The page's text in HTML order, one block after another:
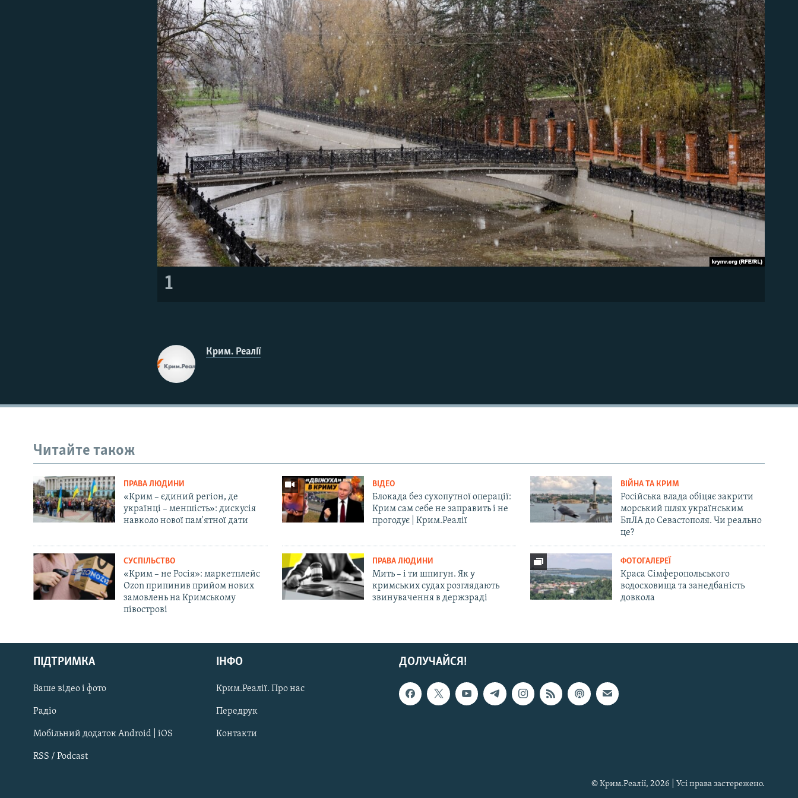
Русский
Qırımtatar
ДОЛУЧАЙСЯ!
1
Крим. Реалії
Читайте також
ПРАВА ЛЮДИНИ
«Крим – єдиний регіон, де
українці – меншість»: дискусія
навколо нової пам'ятної дати
ВІДЕО
Блокада без сухопутної операції:
Крим сам себе не заправить і не
прогодує | Крим.Реалії
ВІЙНА ТА КРИМ
Російська влада обіцяє закрити
морський шлях українським
БпЛА до Севастополя. Чи реально
це?
СУСПІЛЬСТВО
«Крим – не Росія»: маркетплейс
Ozon припинив прийом нових
замовлень на Кримському
півострові
ПРАВА ЛЮДИНИ
Мить – і ти шпигун. Як у
кримських судах розглядають
звинувачення в держзраді
ФОТОГАЛЕРЕЇ
Краса Сімферопольського
водосховища та занедбаність
довкола
ДОЛУЧАЙСЯ!
ПІДТРИМКА
Ваше відео і фото
Радіо
Мобільний додаток Android | iOS
RSS / Podcast
ІНФО
Крим.Реалії. Про нас
Передрук
Контакти
© Крим.Реалії, 2026 | Усі права застережено.